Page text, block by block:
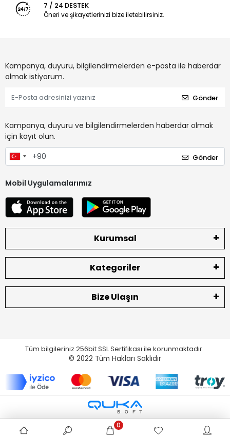
7 / 24 DESTEK
Öneri ve şikayetlerinizi bize iletebilirsiniz.
Kampanya, duyuru, bilgilendirmelerden e-posta ile haberdar
olmak istiyorum.
Gönder
Kampanya, duyuru ve bilgilendirmelerden haberdar olmak
için kayıt olun.
Gönder
Mobil Uygulamalarımız
Kurumsal
Kategoriler
Bize Ulaşın
Tüm bilgileriniz 256bit SSL Sertifikası ile korunmaktadır.
© 2022 Tüm Hakları Saklıdır
0